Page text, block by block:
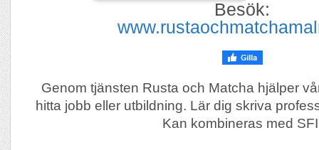
Besök:
Genom tjänsten Rusta och Matcha hjälper
hitta jobb eller utbildning. Lär dig skriva
Kan kombineras med